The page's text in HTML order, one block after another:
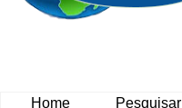
Home Pesquisar